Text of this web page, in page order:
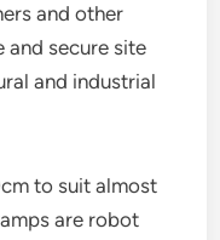
and other
and secure site
and industrial
to suit almost
are robot